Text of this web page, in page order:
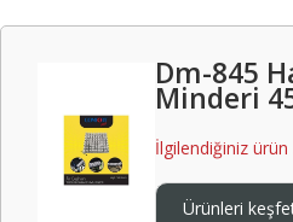
Dm-845
Minderi
İlgilendiğiniz
Ürünleri